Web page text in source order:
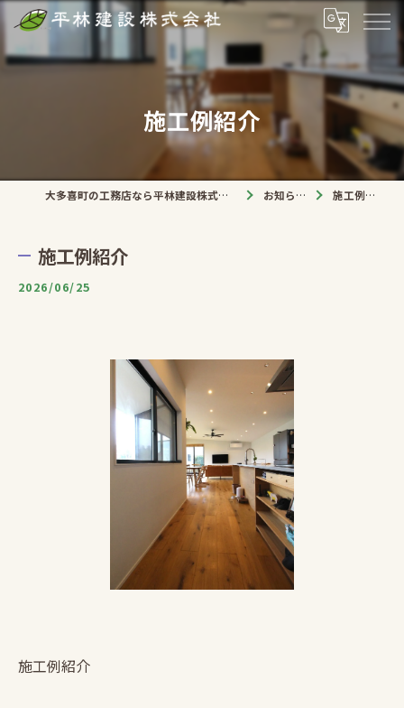
施工例紹介
大多喜町の工務店なら平林建設株式会社 お知らせ 施工例紹介
施工例紹介
2026/06/25
施工例紹介